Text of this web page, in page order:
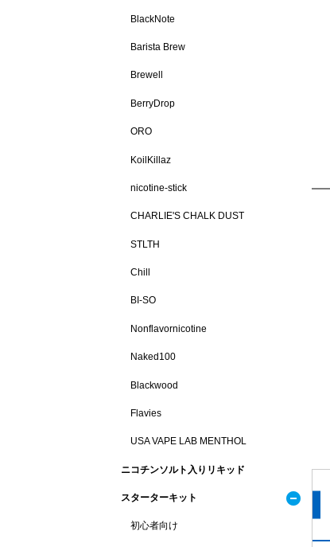
BlackNote
Barista Brew
Brewell
BerryDrop
ORO
KoilKillaz
nicotine-stick
CHARLIE'S CHALK DUST
STLTH
Chill
BI-SO
Nonflavornicotine
Naked100
Blackwood
Flavies
USA VAPE LAB MENTHOL
ニコチンソルト入りリキッド
スターターキット
初心者向け